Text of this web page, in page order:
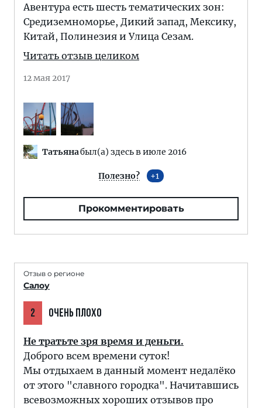
Авентура есть шесть тематических зон:
Средиземноморье, Дикий запад, Мексику,
Китай, Полинезия и Улица Сезам.
Читать отзыв целиком
12 мая 2017
Татьянабыл(а) здесь в июле 2016
Полезно? 1
Прокомментировать
Отзыв о регионе
Салоу
2 ОЧЕНЬ ПЛОХО
Не тратьте зря время и деньги.
Доброго всем времени суток!
Мы отдыхаем в данный момент недалёко
от этого "славного городка". Начитавшись
всевозможных хороших отзывов про